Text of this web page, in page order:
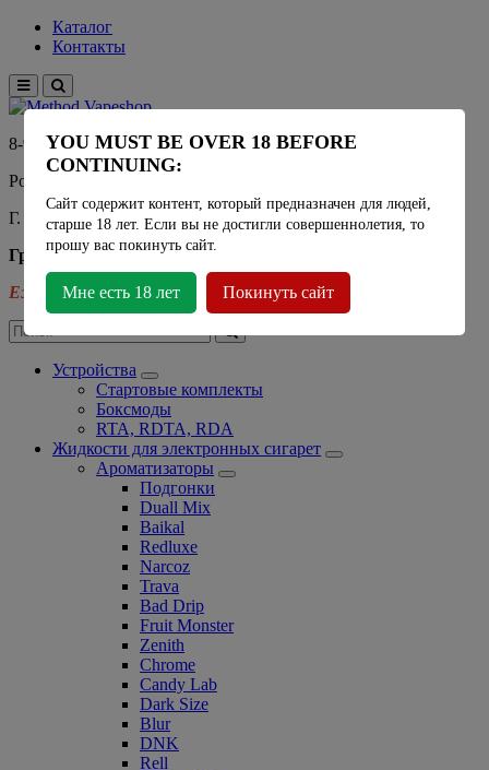
Каталог
Контакты
8-915-450-21-92
Розничный магазин Method Vapeshop
Г. Москва, улица Южнобутовская 36
График работы
Ежедневно - 11:00 - 21:00
Устройства
Стартовые комплекты
Боксмоды
RTA, RDTA, RDA
Жидкости для электронных сигарет
Ароматизаторы
Подгонки
Duall Mix
Baikal
Redluxe
Narcoz
Trava
Bad Drip
Fruit Monster
Zenith
Chrome
Candy Lab
Dark Size
Blur
DNK
Rell
YOU MUST BE OVER 18 BEFORE
CONTINUING:
Сайт содержит контент, который предназначен для людей,
старше 18 лет. Если вы не достигли совершеннолетия, то
прошу вас покинуть сайт.
Мне есть 18 лет Покинуть сайт